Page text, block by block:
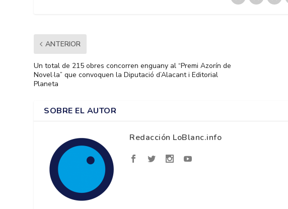
ANTERIOR
Un total de 215 obres concorren enguany al “Premi Azorín de
Novel·la” que convoquen la Diputació d’Alacant i Editorial
Planeta
SOBRE EL AUTOR
Redacción LoBlanc.info